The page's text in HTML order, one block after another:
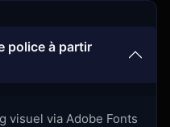
police à partir
visuel via Adobe Fonts